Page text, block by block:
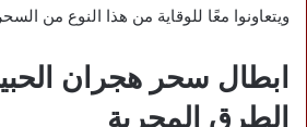
ويتعاونوا معًا للوقاية من هذا النوع من
ابطال سحر هجران
الطرق المجربة